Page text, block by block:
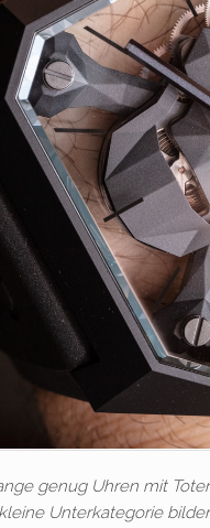
genug Uhren mit
Unterkategorie